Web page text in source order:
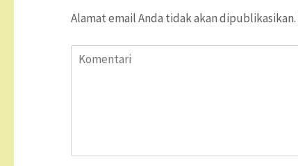
Alamat email Anda tidak akan dipublikasikan.
Komentari